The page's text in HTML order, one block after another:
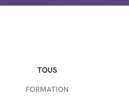
TOUS
FORMATION